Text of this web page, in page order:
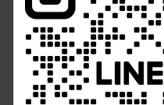
30°
24°
29°
查
中 華
Https://